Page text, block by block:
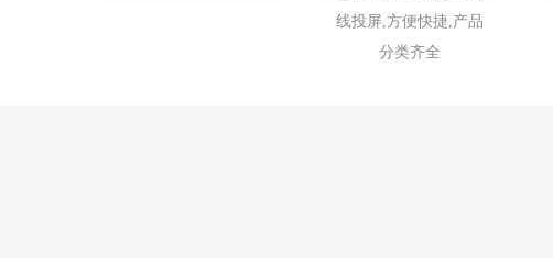
线投屏,方便快捷,产品
分类齐全